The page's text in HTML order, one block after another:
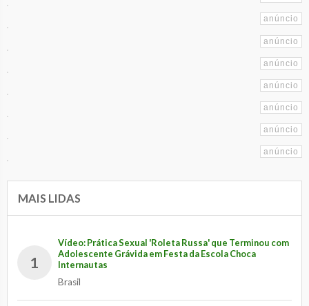
MAIS LIDAS
1
Vídeo: Prática Sexual 'Roleta Russa' que Terminou com
Adolescente Grávida em Festa da Escola Choca
Internautas
Brasil